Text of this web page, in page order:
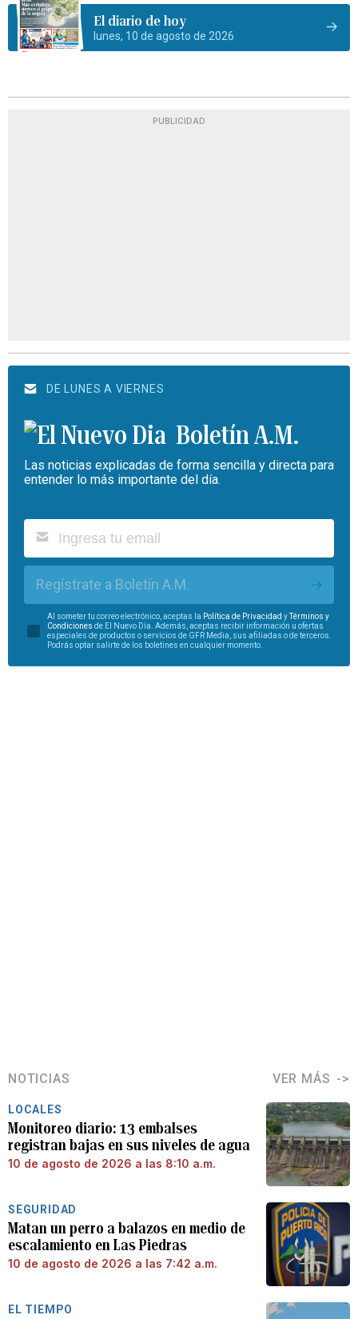
El diario de hoy
lunes, 10 de agosto de 2026
PUBLICIDAD
DE LUNES A VIERNES
Boletín A.M.
Las noticias explicadas de forma sencilla y directa para
entender lo más importante del día.
Regístrate a Boletín A.M.
Al someter tu correo electrónico, aceptas la Política de Privacidad yTérminos y
Condiciones de El Nuevo Día. Además, aceptas recibir información u ofertas
especiales de productos o servicios de GFR Media, sus afiliadas o de terceros.
Podrás optar salirte de los boletines en cualquier momento.
NOTICIAS VER MÁS
LOCALES
Monitoreo diario: 13 embalses
registran bajas en sus niveles de agua
10 de agosto de 2026 a las 8:10 a.m.
SEGURIDAD
Matan un perro a balazos en medio de
escalamiento en Las Piedras
10 de agosto de 2026 a las 7:42 a.m.
EL TIEMPO